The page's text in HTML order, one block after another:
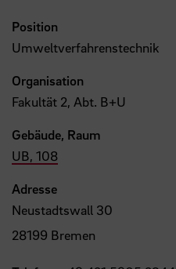
Position
Umweltverfahrenstechnik
Organisation
Fakultät 2, Abt. B+U
Gebäude, Raum
UB, 108
Adresse
Neustadtswall 30
28199 Bremen